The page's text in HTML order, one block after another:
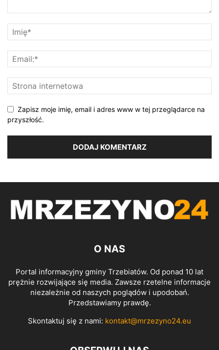
Zapisz moje imię, email i adres www w tej przeglądarce na
przyszłość.
O NAS
Portal informacyjny gminy Trzebiatów. Od ponad 10 lat
prężnie rozwijające się media. Zawsze rzetelne informacje
niezależnie od naszych poglądów i upodobań.
Przedstawiamy prawdę.
Skontaktuj się z nami: kontakt@mrzezyno24.eu